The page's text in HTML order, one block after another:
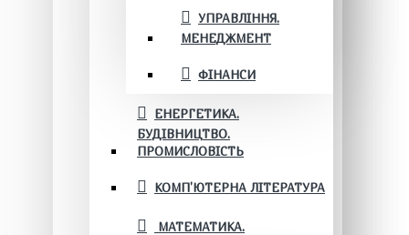
УПРАВЛІННЯ.
МЕНЕДЖМЕНТ
ФІНАНСИ
ЕНЕРГЕТИКА.
БУДІВНИЦТВО.
ПРОМИСЛОВІСТЬ
КОМП'ЮТЕРНА ЛІТЕРАТУРА
МАТЕМАТИКА.